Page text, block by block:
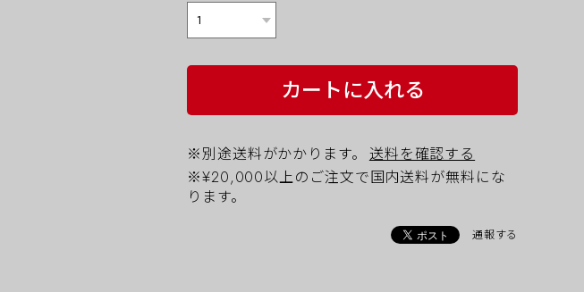
カートに入れる
※別途送料がかかります。
送料を確認する
※¥20,000以上のご注文で国内送料が無料にな
ります。
通報する